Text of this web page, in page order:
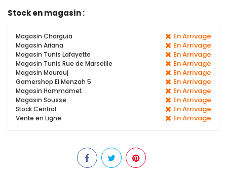
Stock en magasin :
Magasin Charguia En Arrivage
Magasin Ariana En Arrivage
Magasin Tunis Lafayette En Arrivage
Magasin Tunis Rue de Marseille En Arrivage
Magasin Mourouj En Arrivage
Gamershop El Menzah 5 En Arrivage
Magasin Hammamet En Arrivage
Magasin Sousse En Arrivage
Stock Central En Arrivage
Vente en Ligne En Arrivage